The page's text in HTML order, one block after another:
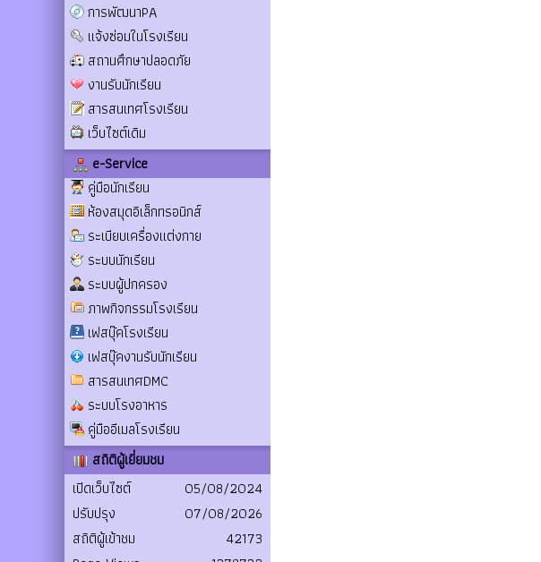
การพัฒนาPA
แจ้งซ่อมในโรงเรียน
สถานศึกษาปลอดภัย
งานรับนักเรียน
สารสนเทศโรงเรียน
เว็บไซต์เดิม
e-Service
คู่มือนักเรียน
ห้องสมุดอิเล็กทรอนิกส์
ระเบียบเครื่องแต่งกาย
ระบบนักเรียน
ระบบผู้ปกครอง
ภาพกิจกรรมโรงเรียน
เฟสบุ๊คโรงเรียน
เฟสบุ๊คงานรับนักเรียน
สารสนเทศDMC
ระบบโรงอาหาร
คู่มืออีเมลโรงเรียน
สถิติผู้เยี่ยมชม
เปิดเว็บไซต์
05/08/2024
ปรับปรุง
07/08/2026
สถิติผู้เข้าชม
42173